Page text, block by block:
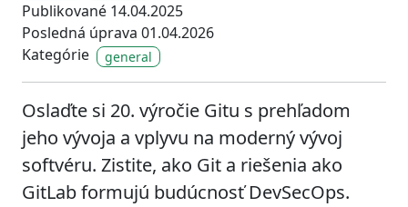
Publikované 14.04.2025
Posledná úprava 01.04.2026
Kategórie
general
Oslaďte si 20. výročie Gitu s prehľadom
jeho vývoja a vplyvu na moderný vývoj
softvéru. Zistite, ako Git a riešenia ako
GitLab formujú budúcnosť DevSecOps.